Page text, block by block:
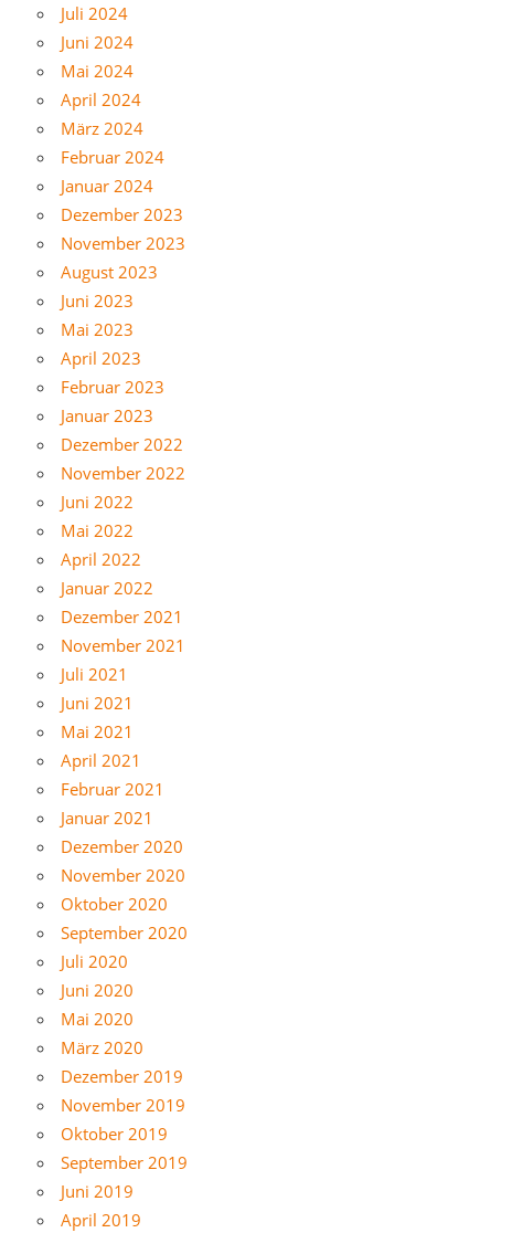
Juli 2024
Juni 2024
Mai 2024
April 2024
März 2024
Februar 2024
Januar 2024
Dezember 2023
November 2023
August 2023
Juni 2023
Mai 2023
April 2023
Februar 2023
Januar 2023
Dezember 2022
November 2022
Juni 2022
Mai 2022
April 2022
Januar 2022
Dezember 2021
November 2021
Juli 2021
Juni 2021
Mai 2021
April 2021
Februar 2021
Januar 2021
Dezember 2020
November 2020
Oktober 2020
September 2020
Juli 2020
Juni 2020
Mai 2020
März 2020
Dezember 2019
November 2019
Oktober 2019
September 2019
Juni 2019
April 2019